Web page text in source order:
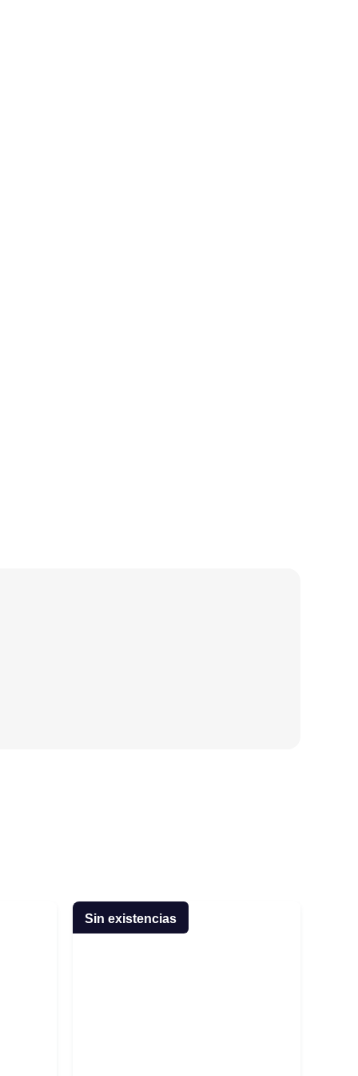
Sin existencias